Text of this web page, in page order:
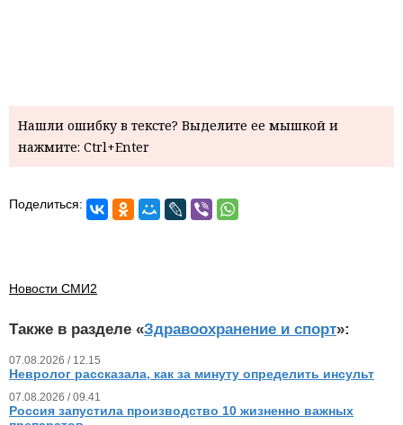
Нашли ошибку в тексте? Выделите ее мышкой и
нажмите: Ctrl+Enter
Поделиться:
Новости СМИ2
Также в разделе «Здравоохранение и спорт»:
07.08.2026 / 12.15
Невролог рассказала, как за минуту определить инсульт
07.08.2026 / 09.41
Россия запустила производство 10 жизненно важных